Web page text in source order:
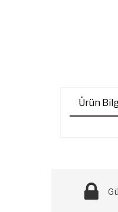
Ürün